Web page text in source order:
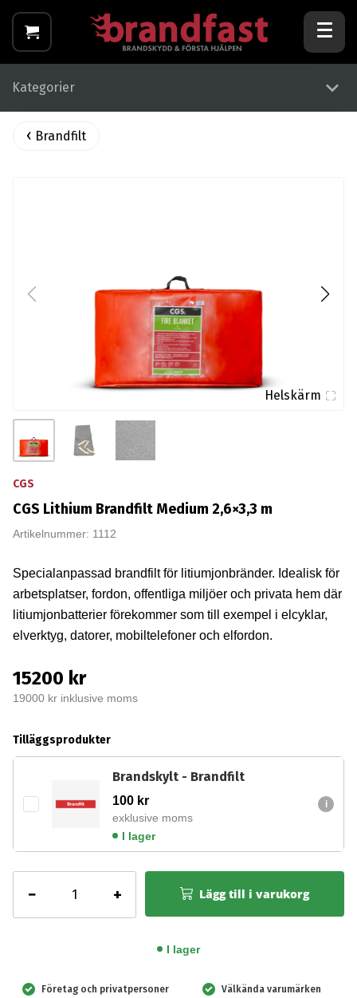
Kategorier
Brandfilt
Helskärm
CGS
CGS Lithium Brandfilt Medium 2,6×3,3 m
Artikelnummer: 1112
Specialanpassad brandfilt för litiumjonbränder. Idealisk för
arbetsplatser, fordon, offentliga miljöer och privata hem där
litiumjonbatterier förekommer som till exempel i elcyklar,
elverktyg, datorer, mobiltelefoner och elfordon.
15200 kr
19000 kr inklusive moms
Tilläggsprodukter
Brandskylt - Brandfilt
100 kr
exklusive moms
I lager
−
Brandfilt
m
+ Lägg till i varukorg
I lager
Företag och privatpersoner Välkända varumärken